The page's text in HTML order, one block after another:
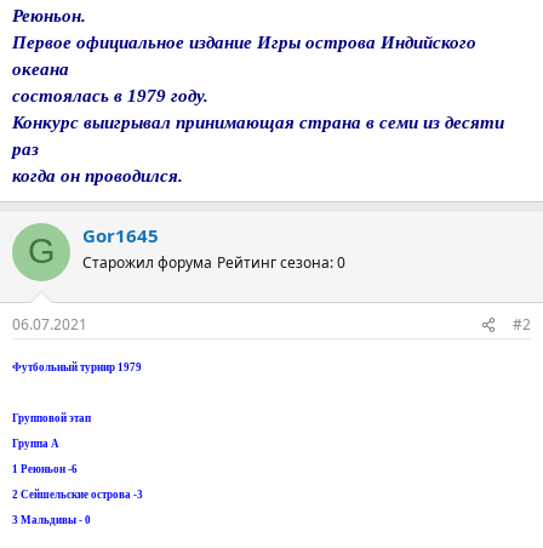
Реюньон.
Первое официальное издание Игры острова Индийского
океана
состоялась в 1979 году.
Конкурс выигрывал принимающая страна в семи из десяти
раз
когда он проводился.
G Gor1645
Старожил форума Рейтинг сезона: 0
06.07.2021 #2
Футбольный турнир 1979
Групповой этап
Группа А
1 Реюньон -6
2 Сейшельские острова -3
3 Мальдивы - 0